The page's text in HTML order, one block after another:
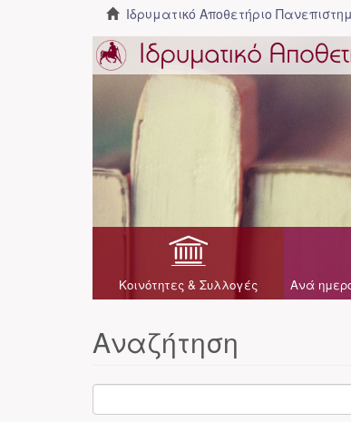
Ιδρυματικό Αποθετήριο
Κοινότητες & Συλλογές Ανά
Αναζήτηση